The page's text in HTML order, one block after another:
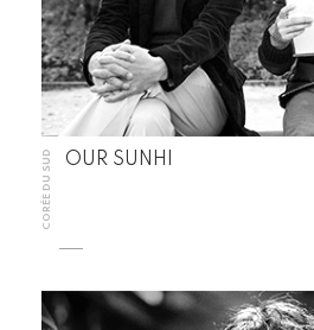
CORÉE DU SUD OUR SUNHI